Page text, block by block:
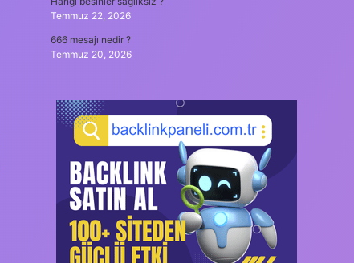
Temmuz 22, 2026
666 mesajı nedir ?
Temmuz 20, 2026